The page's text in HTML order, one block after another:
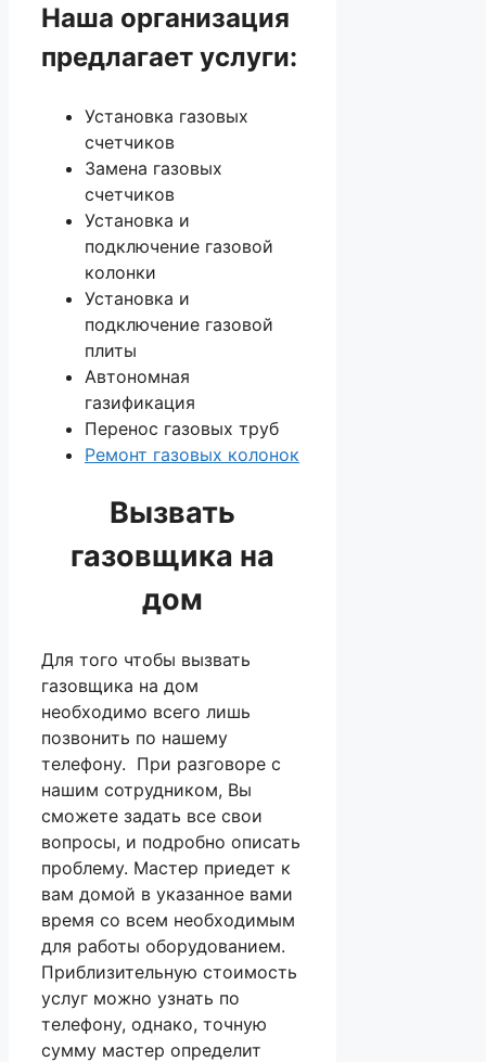
Наша организация
предлагает услуги:
Установка газовых
счетчиков
Замена газовых
счетчиков
Установка и
подключение газовой
колонки
Установка и
подключение газовой
плиты
Автономная
газификация
Перенос газовых труб
Ремонт газовых колонок
Вызвать
газовщика на
дом
Для того чтобы вызвать
газовщика на дом
необходимо всего лишь
позвонить по нашему
телефону. При разговоре с
нашим сотрудником, Вы
сможете задать все свои
вопросы, и подробно описать
проблему. Мастер приедет к
вам домой в указанное вами
время со всем необходимым
для работы оборудованием.
Приблизительную стоимость
услуг можно узнать по
телефону, однако, точную
сумму мастер определит